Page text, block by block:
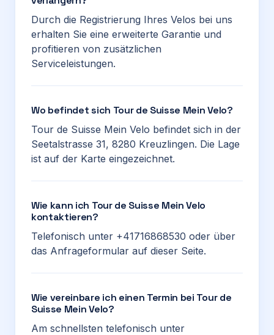
Durch die Registrierung Ihres Velos bei uns
erhalten Sie eine erweiterte Garantie und
profitieren von zusätzlichen
Serviceleistungen.
Wo befindet sich Tour de Suisse Mein Velo?
Tour de Suisse Mein Velo befindet sich in der
Seetalstrasse 31, 8280 Kreuzlingen. Die Lage
ist auf der Karte eingezeichnet.
Wie kann ich Tour de Suisse Mein Velo
kontaktieren?
Telefonisch unter +41716868530 oder über
das Anfrageformular auf dieser Seite.
Wie vereinbare ich einen Termin bei Tour de
Suisse Mein Velo?
Am schnellsten telefonisch unter